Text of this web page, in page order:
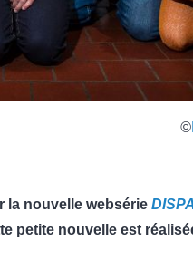
©
la nouvelle websérie
petite nouvelle est